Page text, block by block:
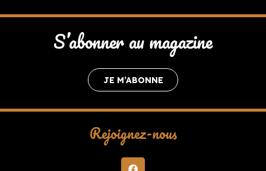
S’abonner au magazine
JE M’ABONNE
Rejoignez-nous